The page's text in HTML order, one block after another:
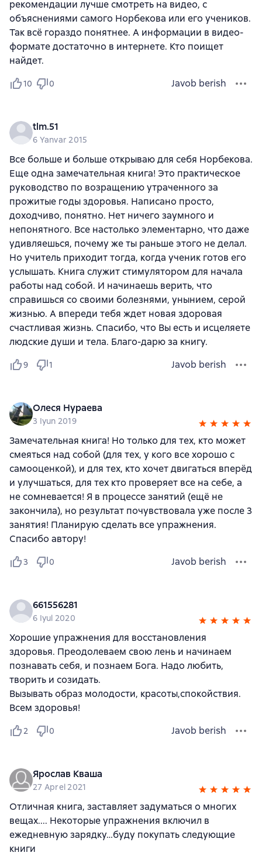
рекомендации лучше смотреть на видео, с
объяснениями самого Норбекова или его учеников.
Так всё гораздо понятнее. А информации в видео-
формате достаточно в интернете. Кто поищет
найдет.
10 0 Javob berish
tlm.51
6 Yanvar 2015
Все больше и больше открываю для себя Норбекова.
Еще одна замечательная книга! Это практическое
руководство по возращению утраченного за
прожитые годы здоровья. Написано просто,
доходчиво, понятно. Нет ничего заумного и
непонятного. Все настолько элементарно, что даже
удивляешься, почему же ты раньше этого не делал.
Но учитель приходит тогда, когда ученик готов его
услышать. Книга служит стимулятором для начала
работы над собой. И начинаешь верить, что
справишься со своими болезнями, унынием, серой
жизнью. А впереди тебя ждет новая здоровая
счастливая жизнь. Спасибо, что Вы есть и исцеляете
людские души и тела. Благо-дарю за книгу.
9 1 Javob berish
Олеся Нураева
3 Iyun 2019
Замечательная книга! Но только для тех, кто может
смеяться над собой (для тех, у кого все хорошо с
самооценкой), и для тех, кто хочет двигаться вперёд
и улучшаться, для тех кто проверяет все на себе, а
не сомневается! Я в процессе занятий (ещё не
закончила), но результат почувствовала уже после 3
занятия! Планирую сделать все упражнения.
Спасибо автору!
3 0 Javob berish
661556281
6 Iyul 2020
Хорошие упражнения для восстановления
здоровья. Преодолеваем свою лень и начинаем
познавать себя, и познаем Бога. Надо любить,
творить и созидать.
Вызывать образ молодости, красоты,спокойствия.
Всем здоровья!
2 0 Javob berish
Ярослав Кваша
27 Aprel 2021
Отличная книга, заставляет задуматься о многих
вещах.... Некоторые упражнения включил в
ежедневную зарядку…буду покупать следующие
книги